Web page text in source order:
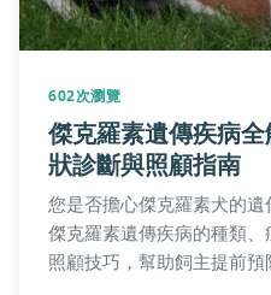
602次瀏覽
傑克羅素遺傳疾病
狀診斷與照顧指南
您是否擔心傑克羅素犬的
傑克羅素遺傳疾病的種類
照顧技巧，幫助飼主提前預